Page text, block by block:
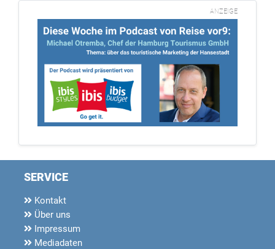
ANZEIGE
SERVICE
Kontakt
Über uns
Impressum
Mediadaten